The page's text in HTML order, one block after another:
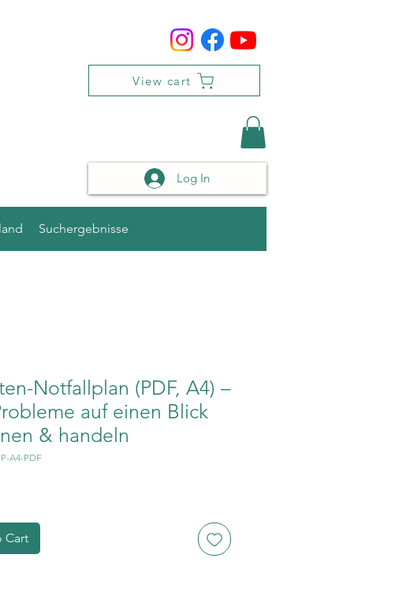
View cart
Log In
Suchergebnisse
Notfallplan (PDF, A4) –
auf einen Blick
& handeln
A4-PDF
Cart